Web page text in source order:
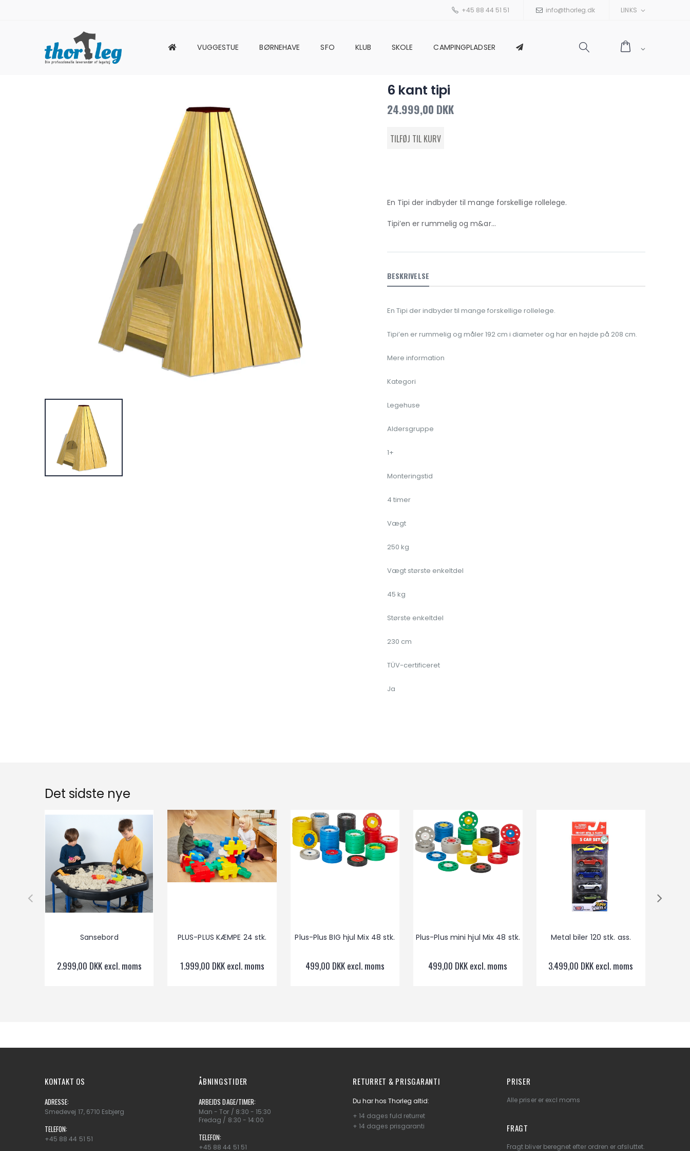
+45 88 44 51 51 info@thorleg.dk LINKS
VUGGESTUE BØRNEHAVE SFO KLUB SKOLE CAMPINGPLADSER
6 kant tipi
24.999,00 DKK
En Tipi der indbyder til mange forskellige rollelege.
Tipi’en er rummelig og m&ar...
BESKRIVELSE
En Tipi der indbyder til mange forskellige rollelege.
Tipi’en er rummelig og måler 192 cm i diameter og har en højde på 208 cm.
Mere information
Kategori
Legehuse
Aldersgruppe
1+
Monteringstid
4 timer
Vægt
250 kg
Vægt største enkeltdel
45 kg
Største enkeltdel
230 cm
TÜV-certificeret
Ja
Det sidste nye
Sansebord
2.999,00 DKK excl. moms
PLUS-PLUS KÆMPE 24 stk.
1.999,00 DKK excl. moms
Plus-Plus BIG hjul Mix 48 stk.
499,00 DKK excl. moms
Plus-Plus mini hjul Mix 48 stk.
499,00 DKK excl. moms
Metal biler 120 stk. ass.
3.499,00 DKK excl. moms
KONTAKT OS
ADRESSE:
Smedevej 17, 6710 Esbjerg
TELEFON:
+45 88 44 51 51
ÅBNINGSTIDER
ARBEJDS DAGE/TIMER:
Man - Tor / 8:30 - 15:30
Fredag / 8:30 - 14:00
TELEFON:
+45 88 44 51 51
RETURRET & PRISGARANTI
Du har hos Thorleg altid:
+ 14 dages fuld returret
+ 14 dages prisgaranti
PRISER
Alle priser er excl moms
FRAGT
Fragt bliver beregnet efter ordren er afsluttet.